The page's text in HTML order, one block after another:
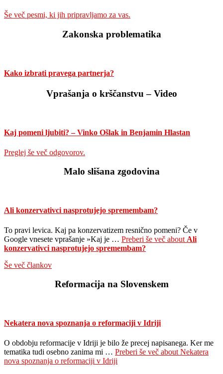
Še več pesmi, ki jih pripravljamo za vas.
Zakonska problematika
Kako izbrati pravega partnerja?
Vprašanja o krščanstvu – Video
Kaj pomeni ljubiti? – Vinko Ošlak in Benjamin Hlastan
Preglej še več odgovorov.
Malo slišana zgodovina
Ali konzervativci nasprotujejo spremembam?
To pravi levica. Kaj pa konzervatizem resnično pomeni? Če v
Google vnesete vprašanje »Kaj je … Preberi še več about Ali
konzervativci nasprotujejo spremembam?
Še več člankov
Reformacija na Slovenskem
Nekatera nova spoznanja o reformaciji v Idriji
O obdobju reformacije v Idriji je bilo že precej napisanega. Ker me
tematika tudi osebno zanima mi … Preberi še več about Nekatera
nova spoznanja o reformaciji v Idriji